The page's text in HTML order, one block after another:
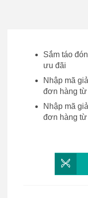
Sắm táo
ưu đãi
Nhập mã
đơn hàng từ
Nhập mã
đơn hàng từ